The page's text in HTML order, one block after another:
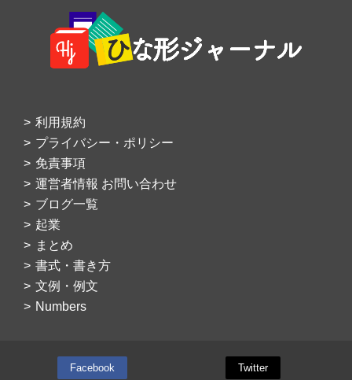
Footer
利用規約
プライバシー・ポリシー
免責事項
運営者情報 お問い合わせ
ブログ一覧
起業
まとめ
書式・書き方
文例・例文
Numbers
Facebook Twitter